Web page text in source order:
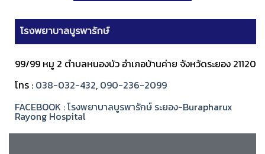
โรงพยาบาลบูรพารักษ์
99/99 หมู 2 ตำบลหนองบัว อำเภอบ้านค่าย จังหวัดระยอง 21120
โทร : 038-032-432, 090-236-2099
FACEBOOK : โรงพยาบาลบูรพารักษ์ ระยอง-Burapharux
Rayong Hospital